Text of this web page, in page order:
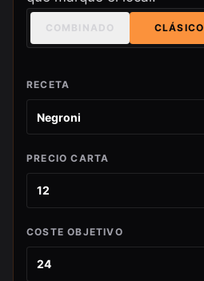
COMBINADO CLÁSICO
RECETA
PRECIO CARTA
COSTE OBJETIVO